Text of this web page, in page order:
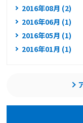
2016年08月 (2)
2016年06月 (1)
2016年05月 (1)
2016年01月 (1)